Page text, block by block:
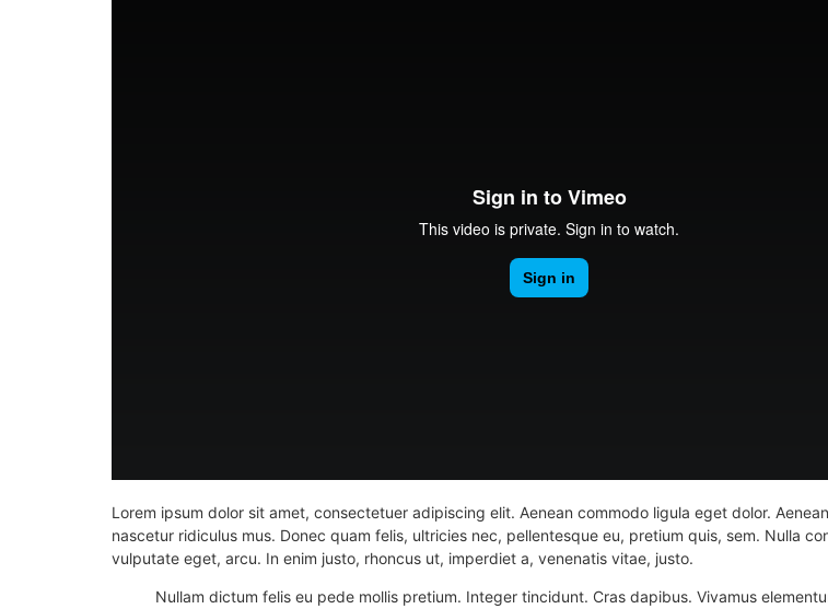
Lorem ipsum dolor sit amet, consectetuer adipiscing elit. Aenean commodo ligula eget dolor.
nascetur ridiculus mus. Donec quam felis, ultricies nec, pellentesque eu, pretium quis, sem. Nulla
vulputate eget, arcu. In enim justo, rhoncus ut, imperdiet a, venenatis vitae, justo.
Nullam dictum felis eu pede mollis pretium. Integer tincidunt. Cras dapibus. Vivamus